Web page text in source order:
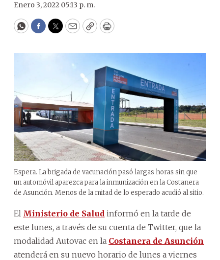
Enero 3, 2022 05:13 p. m.
WhatsApp
Facebook
Twitter
EmailCopyPrint
Espera. La brigada de vacunación pasó largas horas sin que
un automóvil aparezca para la inmunización en la Costanera
de Asunción. Menos de la mitad de lo esperado acudió al sitio.
El Ministerio de Salud informó en la tarde de
este lunes, a través de su cuenta de Twitter, que la
modalidad Autovac en la Costanera de Asunción
atenderá en su nuevo horario de lunes a viernes